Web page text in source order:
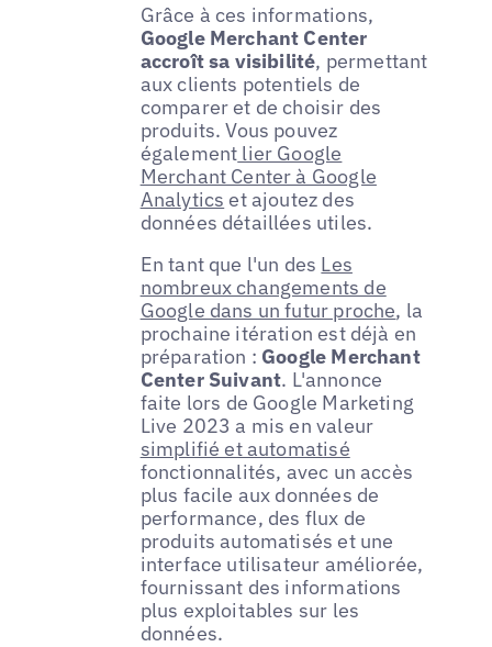
Grâce à ces informations,
Google Merchant Center
accroît sa visibilité, permettant
aux clients potentiels de
comparer et de choisir des
produits. Vous pouvez
également lier Google
Merchant Center à Google
Analytics et ajoutez des
données détaillées utiles.
En tant que l'un des Les
nombreux changements de
Google dans un futur proche, la
prochaine itération est déjà en
préparation : Google Merchant
Center Suivant. L'annonce
faite lors de Google Marketing
Live 2023 a mis en valeur
simplifié et automatisé
fonctionnalités, avec un accès
plus facile aux données de
performance, des flux de
produits automatisés et une
interface utilisateur améliorée,
fournissant des informations
plus exploitables sur les
données.